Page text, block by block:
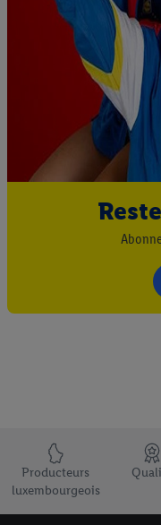
Élément du pied de
Producteurs
luxembourgeois